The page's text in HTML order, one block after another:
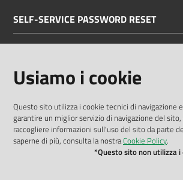
SELF-SERVICE PASSWORD RESET
Dichiarazione di accessibilità
Privacy policy
Usiamo i cookie
Questo sito utilizza i cookie tecnici di navigazione
garantire un miglior servizio di navigazione del sito,
raccogliere informazioni sull'uso del sito da parte
saperne di più, consulta la nostraCookie Policy.
*Questo sito non utilizza